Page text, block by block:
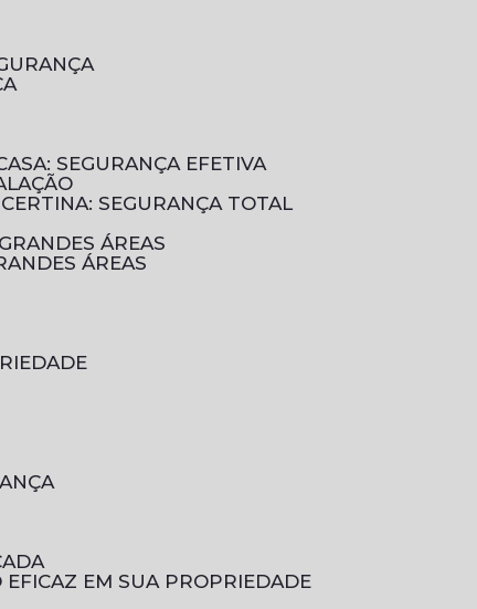
SEGURANÇA EFETIVA
SEGURANÇA TOTAL
ÁREAS
ÁREAS
EFICAZ EM SUA PROPRIEDADE